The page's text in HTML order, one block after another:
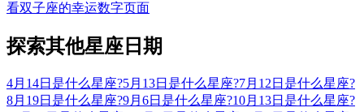
看双子座的幸运数字页面
探索其他星座日期
4月14日是什么星座?5月13日是什么星座?7月12日是什么星座?
8月19日是什么星座?9月6日是什么星座?10月13日是什么星座?